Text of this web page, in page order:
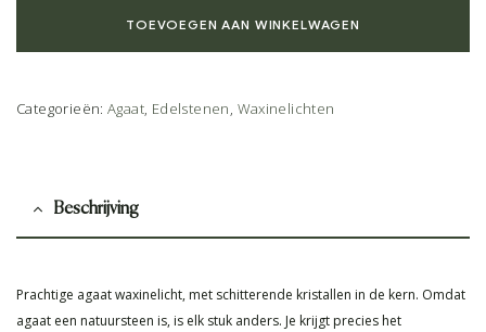
TOEVOEGEN AAN WINKELWAGEN
Categorieën:Agaat, Edelstenen, Waxinelichten
Beschrijving
Prachtige agaat waxinelicht, met schitterende kristallen in de kern. Omdat
agaat een natuursteen is, is elk stuk anders. Je krijgt precies het